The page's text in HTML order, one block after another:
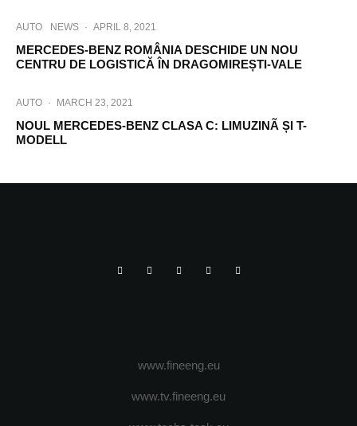
AUTO NEWS · APRIL 8, 2021
MERCEDES-BENZ ROMÂNIA DESCHIDE UN NOU
CENTRU DE LOGISTICĂ ÎN DRAGOMIREȘTI-VALE
AUTO · MARCH 23, 2021
NOUL MERCEDES-BENZ CLASA C: LIMUZINÃ ȘI T-
MODELL
www.fineeng.eu
www.tv.fineeng.eu